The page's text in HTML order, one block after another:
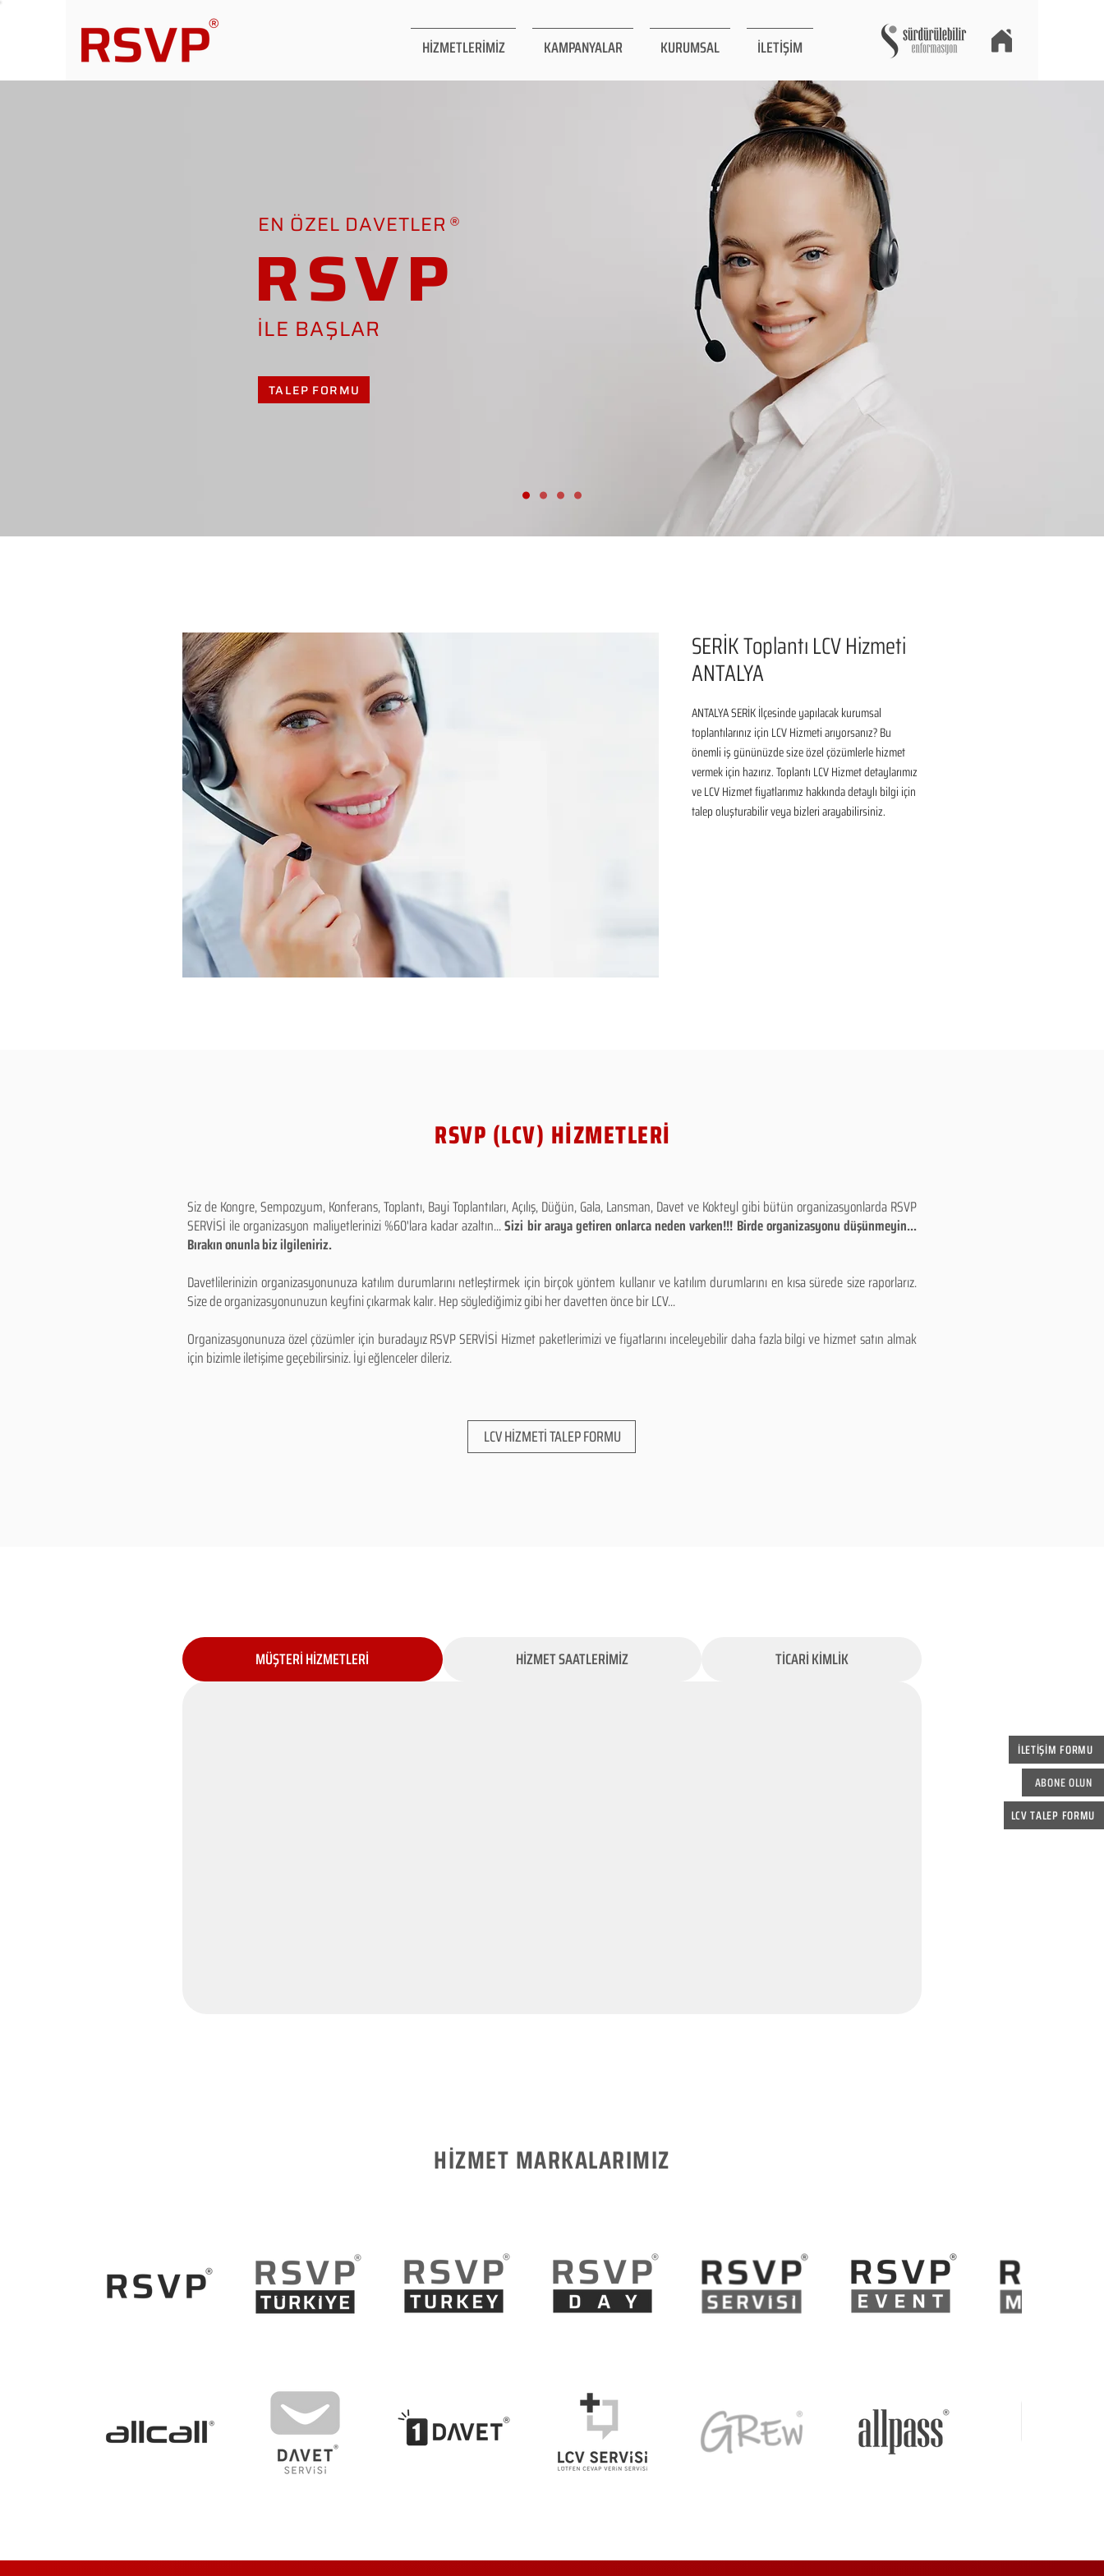
HİZMETLERİMİZ KAMPANYALAR KURUMSAL İLETİŞİM
İLETİŞİM FORMU
ABONE OLUN
LCV TALEP FORMU
EN ÖZEL DAVETLER
RSVP
İLE BAŞLAR
TALEP FORMU
SERİK Toplantı LCV Hizmeti
ANTALYA
ANTALYA SERİK İlçesinde yapılacak kurumsal
toplantılarınız için LCV Hizmeti arıyorsanız? Bu
önemli iş gününüzde size özel çözümlerle hizmet
vermek için hazırız. Toplantı LCV Hizmet detaylarımız
ve LCV Hizmet fiyatlarımız hakkında detaylı bilgi için
talep oluşturabilir veya bizleri arayabilirsiniz.
RSVP (LCV) HİZMETLERİ
Siz de Kongre, Sempozyum, Konferans, Toplantı, Bayi Toplantıları, Açılış, Düğün, Gala, Lansman, Davet ve Kokteyl gibi bütün organizasyonlarda RSVP
SERVİSİ ile organizasyon maliyetlerinizi %60'lara kadar azaltın...Sizi bir araya getiren onlarca neden varken!!! Birde organizasyonu düşünmeyin...
Bırakın onunla biz ilgileniriz.
Davetlilerinizin organizasyonunuza katılım durumlarını netleştirmek için birçok yöntem kullanır ve katılım durumlarını en kısa sürede size raporlarız.
Size de organizasyonunuzun keyfini çıkarmak kalır. Hep söylediğimiz gibi her davetten önce bir LCV...
Organizasyonunuza özel çözümler için buradayız RSVP SERVİSİ Hizmet paketlerimizi ve fiyatlarını inceleyebilir daha fazla bilgi ve hizmet satın almak
için bizimle iletişime geçebilirsiniz. İyi eğlenceler dileriz.
LCV HİZMETİ TALEP FORMU
MÜŞTERİ HİZMETLERİ HİZMET SAATLERİMİZ TİCARİ KİMLİK
HİZMET MARKALARIMIZ